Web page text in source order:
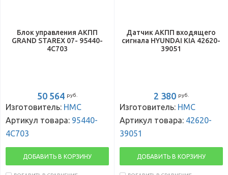
Блок управления АКПП
GRAND STAREX 07- 95440-
4C703
50 564 руб.
Изготовитель: HMC
Артикул товара: 95440-
4C703
ДОБАВИТЬ В КОРЗИНУ
Датчик АКПП входящего
сигнала HYUNDAI KIA 42620-
39051
2 380 руб.
Изготовитель: HMC
Артикул товара: 42620-
39051
ДОБАВИТЬ В КОРЗИНУ